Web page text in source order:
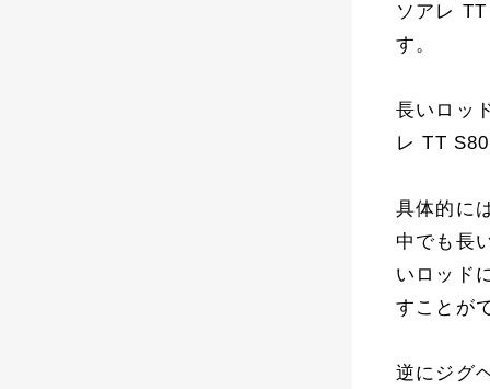
ソアレ
す。
長いロッ
レ TT
具体的に
中でも長
いロッド
すことが
逆にジグ